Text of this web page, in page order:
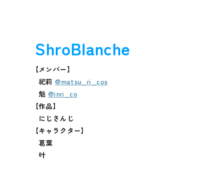
ShroBlanche
【メンバー】
祀莉 @matsu_ri_cos
魁 @inri_co
【作品】
にじさんじ
【キャラクター】
葛葉
叶